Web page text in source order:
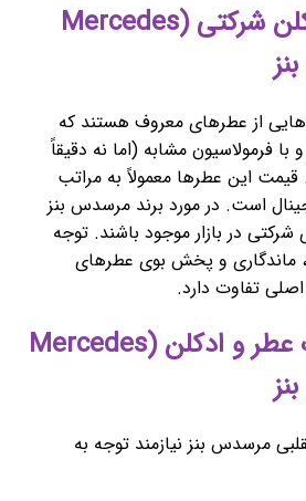
قیمت عطر و ادکلن شرکتی (Mercedes
از عطرهای معروف هستند که
فرمولاسیون مشابه (اما نه دقیقاً
این عطرها معمولاً به مراتب
است. در مورد برند مرسدس بنز
در بازار موجود باشند. توجه
ماندگاری و پخش بوی عطرهای
تفاوت دارد.
فرق اصل و فیک عطر و ادکلن (Mercedes
مرسدس بنز نیازمند توجه به